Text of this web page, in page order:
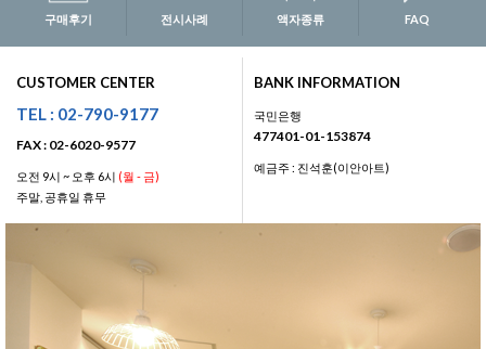
구매후기 전시사례 액자종류 FAQ
CUSTOMER CENTER
TEL : 02-790-9177
FAX : 02-6020-9577
오전 9시 ~ 오후 6시 (월 - 금)
주말, 공휴일 휴무
BANK INFORMATION
국민은행
477401-01-153874
예금주 : 진석훈(이안아트)